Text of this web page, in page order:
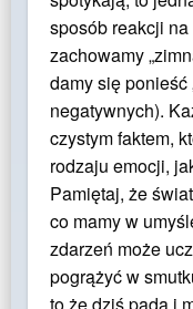
sposób reakcji
zachowamy
damy się ponieść
negatywnych).
czystym faktem,
rodzaju emocji,
Pamiętaj, że
co mamy w
zdarzeń może
pogrążyć w
to że dziś pada i